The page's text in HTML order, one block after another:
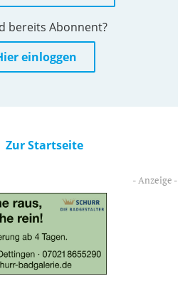
bereits Abonnent?
einloggen
Zur Startseite